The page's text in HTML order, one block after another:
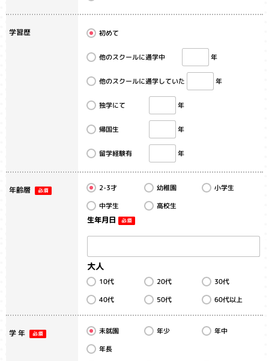
学習歴 初めて
他のスクールに通学中 年
他のスクールに通学していた 年
独学にて 年
帰国生 年
留学経験有 年
年齢層 2-3才 幼稚園
小学生
中学生
高校生
生年月日
大人
10代 20代
30代
40代
50代 60代以上
学 年 未就園 年少
年中
年長